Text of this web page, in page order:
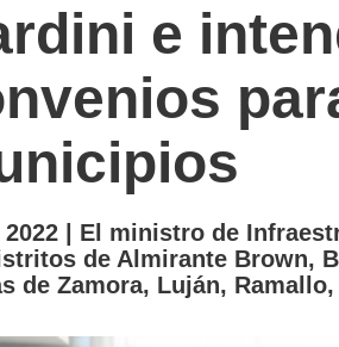
e
2022 | El ministro de
de Almirante Brown,
de Zamora, Luján,